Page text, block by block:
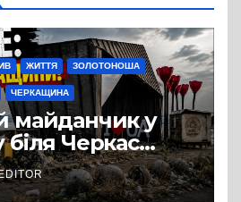
ЖИТТЯ ЗОЛОТОНОША
ЧЕРКАЩИНА
майданчик у
Черкас
на занедбане